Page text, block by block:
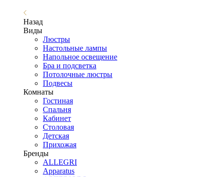
Назад
Виды
Люстры
Настольные лампы
Напольное освещение
Бра и подсветка
Потолочные люстры
Подвесы
Комнаты
Гостиная
Спальня
Кабинет
Столовая
Детская
Прихожая
Бренды
ALLEGRI
Apparatus